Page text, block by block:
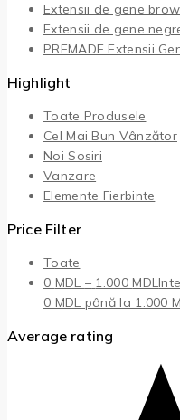
Extensii de gene
Extensii de gene
PREMADE Extensii
Highlight
Toate Produsele
Cel Mai Bun Vânzător
Noi Sosiri
Vanzare
Elemente Fierbinte
Price Filter
Toate
0 MDL – 1.000MDL
0 MDL până la 1.000
Average rating